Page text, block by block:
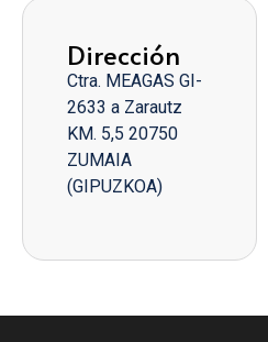
Dirección
Ctra. MEAGAS GI-
2633 a Zarautz
KM. 5,5 20750
ZUMAIA
(GIPUZKOA)